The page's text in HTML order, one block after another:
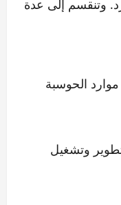
وتنقسم إلى عدة
الحوسبة
تطوير وتشغيل